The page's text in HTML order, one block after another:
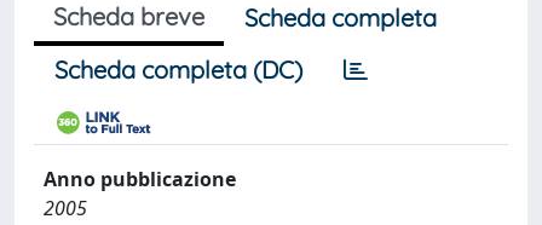
Scheda breve
Scheda completa
Scheda completa (DC)
Anno pubblicazione
2005